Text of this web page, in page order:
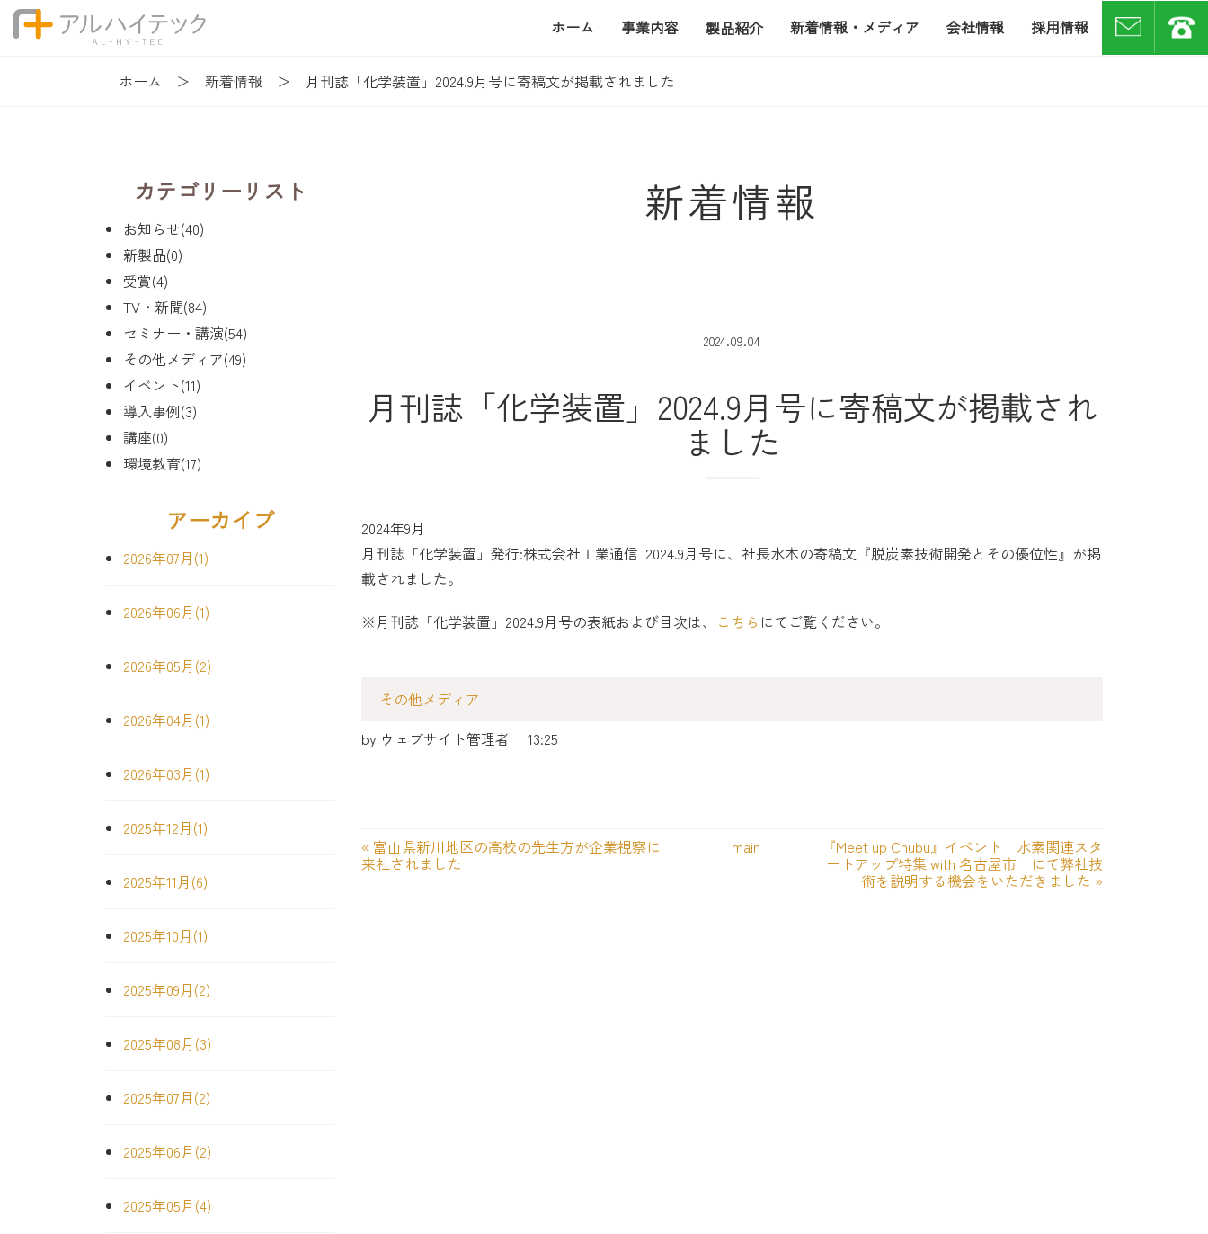
ホーム 事業内容 製品紹介 新着情報・メディア 会社情報 採用情報 お問い合わせ
ホーム 新着情報 月刊誌「化学装置」2024.9月号に寄稿文が掲載されました
新着情報
2024.09.04
月刊誌「化学装置」2024.9月号に寄稿文が掲載され
ました
2024年9月
月刊誌「化学装置」発行:株式会社工業通信 2024.9月号に、社長水木の寄稿文『脱炭素技術開発とその優位性』が掲
載されました。
※月刊誌「化学装置」2024.9月号の表紙および目次は、 こちら にてご覧ください。
その他メディア
by ウェブサイト管理者 13:25
« 富山県新川地区の高校の先生方が企業視察に
来社されました
main 『Meet up Chubu』イベント 水素関連スタ
ートアップ特集 with 名古屋市 にて弊社技
術を説明する機会をいただきました »
カテゴリーリスト
お知らせ(40)
新製品(0)
受賞(4)
TV・新聞(84)
セミナー・講演(54)
その他メディア(49)
イベント(11)
導入事例(3)
講座(0)
環境教育(17)
アーカイブ
2026年07月(1)
2026年06月(1)
2026年05月(2)
2026年04月(1)
2026年03月(1)
2025年12月(1)
2025年11月(6)
2025年10月(1)
2025年09月(2)
2025年08月(3)
2025年07月(2)
2025年06月(2)
2025年05月(4)